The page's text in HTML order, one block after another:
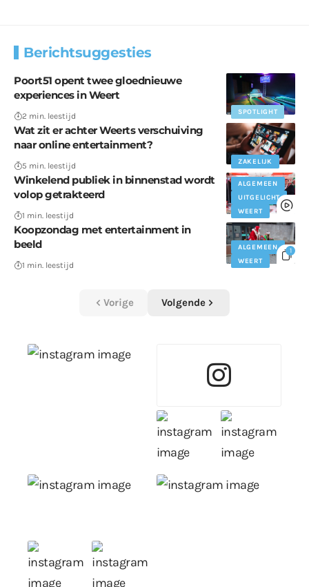
Berichtsuggesties
SPOTLIGHT
Poort51 opent twee gloednieuwe
experiences in Weert
2 min. leestijd
ZAKELIJK
Wat zit er achter Weerts verschuiving
naar online entertainment?
5 min. leestijd
ALGEMEEN
UITGELICHT
WEERT
Winkelend publiek in binnenstad wordt
volop getrakteerd
1 min. leestijd
1
ALGEMEEN
WEERT
Koopzondag met entertainment in
beeld
1 min. leestijd
Vorige Volgende